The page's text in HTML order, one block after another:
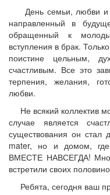
День семьи, любви и
направленный в
обращенный к
вступления в брак.
поистине цельным,
счастливым. Все это
терпения, желания,
любви.
Не всякий коллектив
случае является
существования он стал
mater, но и домом, где
ВМЕСТЕ НАВСЕГДА!
встретили своих
Ребята, сегодня ваш